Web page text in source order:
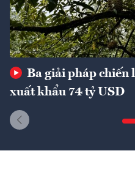
Ba giải pháp chiến
xuất khẩu 74 tỷ USD